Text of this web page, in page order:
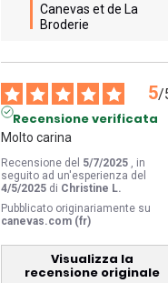
Canevas et de La
Broderie
5/
Recensione verificata
Molto carina
Recensione del 5/7/2025 , in
seguito ad un'esperienza del
4/5/2025 di Christine L.
Pubblicato originariamente su
canevas.com (fr)
Visualizza la
recensione originale